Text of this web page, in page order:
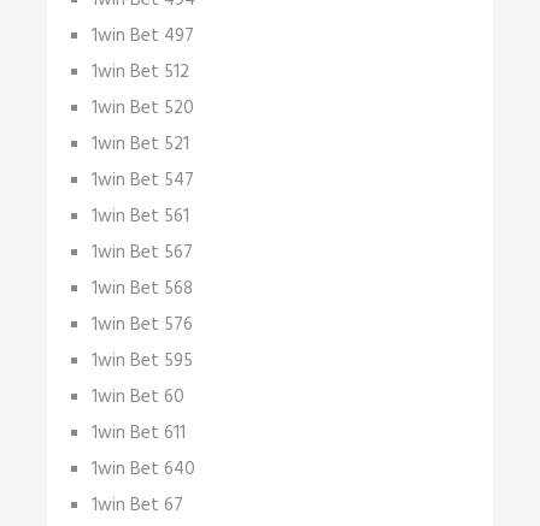
1win Bet 497
1win Bet 512
1win Bet 520
1win Bet 521
1win Bet 547
1win Bet 561
1win Bet 567
1win Bet 568
1win Bet 576
1win Bet 595
1win Bet 60
1win Bet 611
1win Bet 640
1win Bet 67